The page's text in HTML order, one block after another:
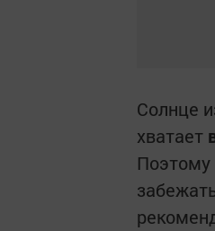
Солнце
хватает